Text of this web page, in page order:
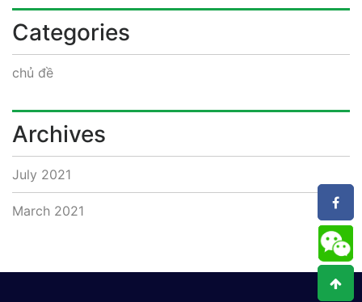
Categories
chủ đề
Archives
July 2021
March 2021